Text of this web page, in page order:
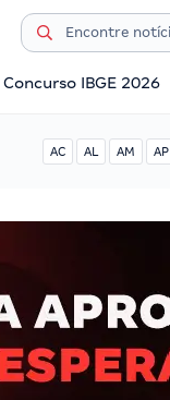
Concurso IBGE 2026
AC AL AM AP